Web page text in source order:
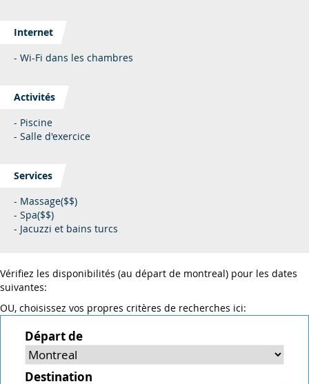
Internet
- Wi-Fi dans les chambres
Activités
- Piscine
- Salle d'exercice
Services
- Massage($$)
- Spa($$)
- Jacuzzi et bains turcs
Vérifiez les disponibilités (au départ de montreal) pour les dates
suivantes:
OU, choisissez vos propres critères de recherches ici:
Départ de
Destination